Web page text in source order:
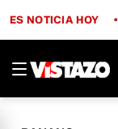
ES NOTICIA HOY